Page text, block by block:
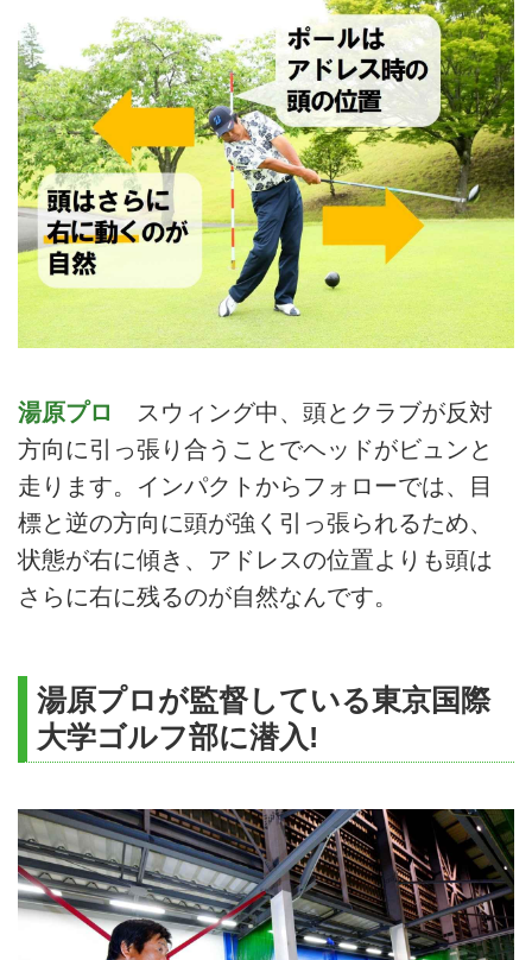
湯原プロ
スウィング中、頭とクラブが反対
方向に引っ張り合うことでヘッドがビュンと
走ります。インパクトからフォローでは、目
標と逆の方向に頭が強く引っ張られるため、
状態が右に傾き、アドレスの位置よりも頭は
さらに右に残るのが自然なんです。
湯原プロが監督している東京国際
大学ゴルフ部に潜入!